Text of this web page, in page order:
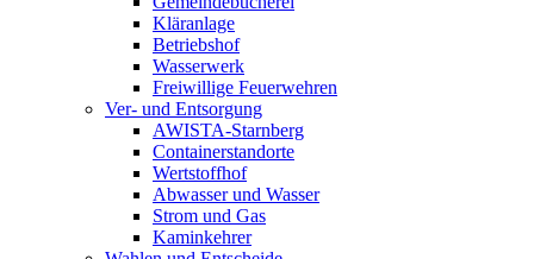
Kläranlage
Betriebshof
Wasserwerk
Freiwillige Feuerwehren
Ver- und Entsorgung
AWISTA-Starnberg
Containerstandorte
Wertstoffhof
Abwasser und Wasser
Strom und Gas
Kaminkehrer